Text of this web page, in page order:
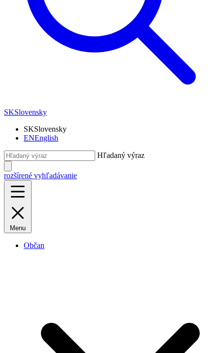
SKSlovensky
SKSlovensky
ENEnglish
Hľadaný výraz
rozšírené vyhľadávanie
Menu
Občan